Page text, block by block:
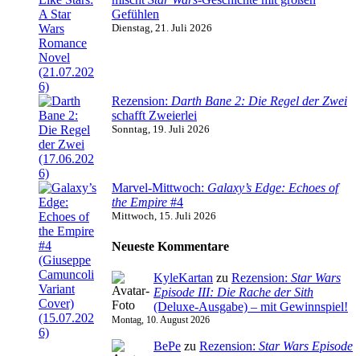
Gefühlen
Dienstag, 21. Juli 2026
Rezension: Darth Bane 2: Die Regel der Zwei
schafft Zweierlei
Sonntag, 19. Juli 2026
Marvel-Mittwoch: Galaxy’s Edge: Echoes of
the Empire #4
Mittwoch, 15. Juli 2026
Neueste Kommentare
KyleKartan zu Rezension: Star Wars
Episode III: Die Rache der Sith
(Deluxe-Ausgabe) – mit Gewinnspiel!
Montag, 10. August 2026
BePe zu Rezension: Star Wars Episode